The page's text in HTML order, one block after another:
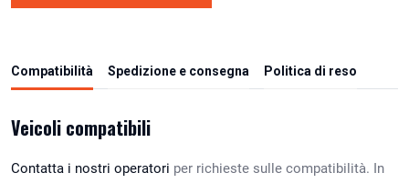
Compatibilità Spedizione e consegna Politica di reso
Veicoli compatibili
Contatta i nostri operatori per richieste sulle compatibilità. In